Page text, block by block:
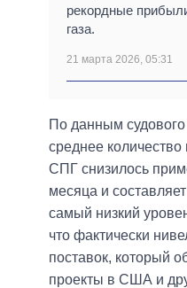
рекордные
газа.
21 марта 2026, 05:31
По данным
среднее
СПГ снизилось
месяца и
самый низкий
что фактически
поставок, который
проекты в США и